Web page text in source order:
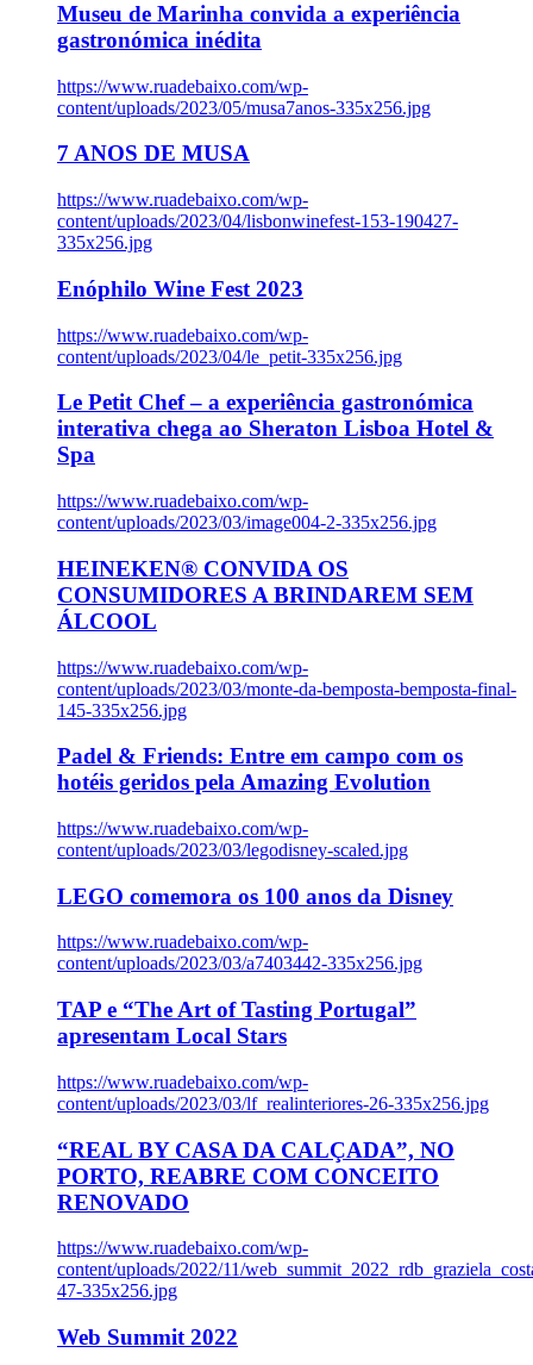
Museu de Marinha convida a experiência
gastronómica inédita
https://www.ruadebaixo.com/wp-
content/uploads/2023/05/musa7anos-335x256.jpg
7 ANOS DE MUSA
https://www.ruadebaixo.com/wp-
content/uploads/2023/04/lisbonwinefest-153-190427-
335x256.jpg
Enóphilo Wine Fest 2023
https://www.ruadebaixo.com/wp-
content/uploads/2023/04/le_petit-335x256.jpg
Le Petit Chef – a experiência gastronómica
interativa chega ao Sheraton Lisboa Hotel &
Spa
https://www.ruadebaixo.com/wp-
content/uploads/2023/03/image004-2-335x256.jpg
HEINEKEN® CONVIDA OS
CONSUMIDORES A BRINDAREM SEM
ÁLCOOL
https://www.ruadebaixo.com/wp-
content/uploads/2023/03/monte-da-bemposta-bemposta-final-
145-335x256.jpg
Padel & Friends: Entre em campo com os
hotéis geridos pela Amazing Evolution
https://www.ruadebaixo.com/wp-
content/uploads/2023/03/legodisney-scaled.jpg
LEGO comemora os 100 anos da Disney
https://www.ruadebaixo.com/wp-
content/uploads/2023/03/a7403442-335x256.jpg
TAP e “The Art of Tasting Portugal”
apresentam Local Stars
https://www.ruadebaixo.com/wp-
content/uploads/2023/03/lf_realinteriores-26-335x256.jpg
“REAL BY CASA DA CALÇADA”, NO
PORTO, REABRE COM CONCEITO
RENOVADO
https://www.ruadebaixo.com/wp-
content/uploads/2022/11/
47-335x256.jpg
Web Summit 2022